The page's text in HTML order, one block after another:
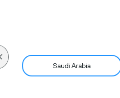
Saudi Arabia